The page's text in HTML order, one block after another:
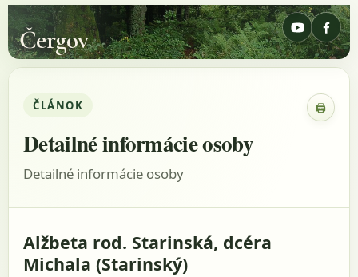
Čergov
ČLÁNOK 🖨
Detailné informácie osoby
Detailné informácie osoby
Alžbeta rod. Starinská, dcéra
Michala (Starinský)